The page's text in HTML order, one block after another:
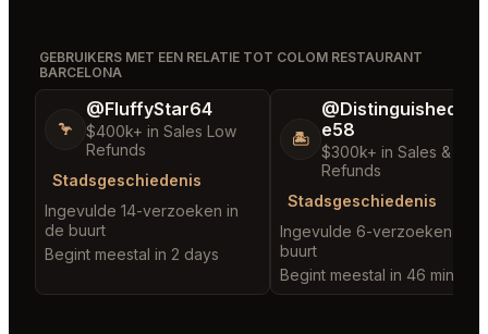
GEBRUIKERS MET EEN RELATIE TOT COLOM RESTAURANT
BARCELONA
🦩
@FluffyStar64
$400k+ in Sales Low
Refunds
Stadsgeschiedenis
Ingevulde 14-verzoeken in
de buurt
Begint meestal in 2 days
🏝️
@DistinguishedTre
e58
$300k+ in Sales & Low
Refunds
Stadsgeschiedenis
Ingevulde 6-verzoeken in
buurt
Begint meestal in 46 minutes